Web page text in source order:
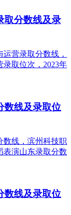
取分数线及录
数线及录取位
数线及录取位